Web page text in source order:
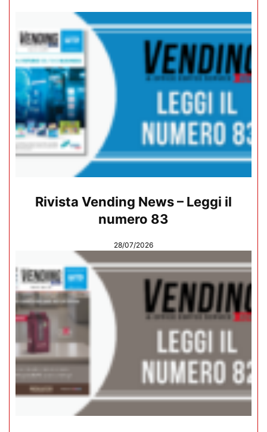
Rivista Vending News – Leggi il
numero 83
28/07/2026